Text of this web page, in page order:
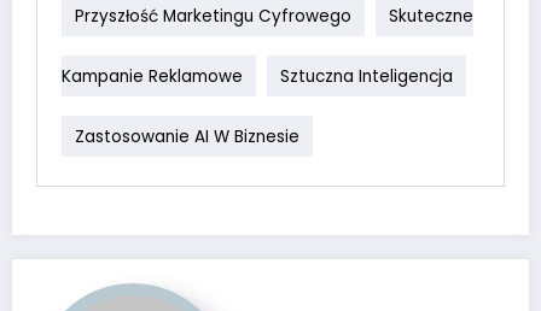
Przyszłość Marketingu Cyfrowego Skuteczne
Kampanie Reklamowe Sztuczna Inteligencja
Zastosowanie AI W Biznesie